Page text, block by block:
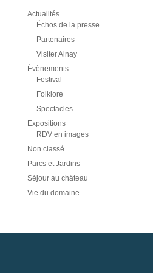
Actualités
Échos de la presse
Partenaires
Visiter Ainay
Évènements
Festival
Folklore
Spectacles
Expositions
RDV en images
Non classé
Parcs et Jardins
Séjour au château
Vie du domaine